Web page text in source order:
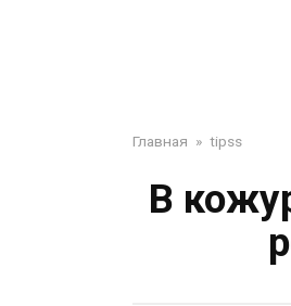
Главная » tipss
В